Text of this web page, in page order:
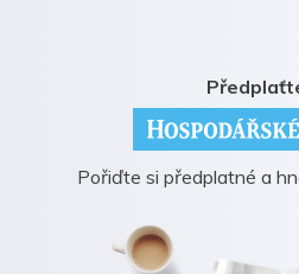
Pořiďte si předplatné a